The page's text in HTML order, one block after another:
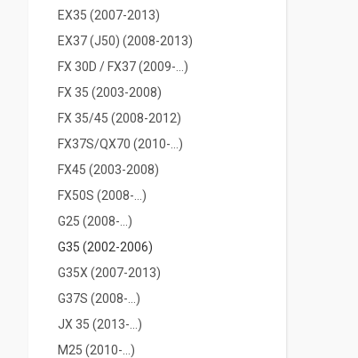
ЕX35 (2007-2013)
EX37 (J50) (2008-2013)
FX 30D / FX37 (2009-...)
FX 35 (2003-2008)
FX 35/45 (2008-2012)
FX37S/QX70 (2010-...)
FX45 (2003-2008)
FX50S (2008-...)
G25 (2008-...)
G35 (2002-2006)
G35X (2007-2013)
G37S (2008-...)
JX 35 (2013-...)
M25 (2010-...)